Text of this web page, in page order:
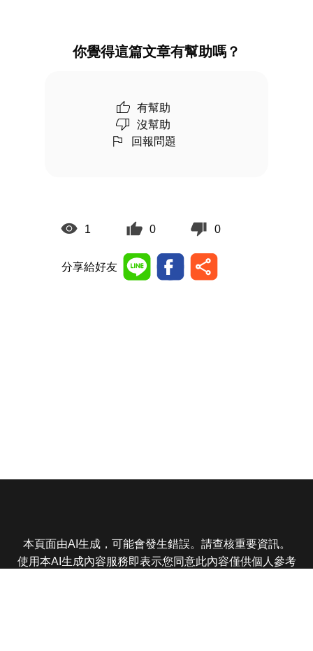
你覺得這篇文章有幫助嗎？
有幫助
沒幫助
回報問題
1 0 0
分享給好友
本頁面由AI生成，可能會發生錯誤。請查核重要資訊。
使用本AI生成內容服務即表示您同意此內容僅供個人參考